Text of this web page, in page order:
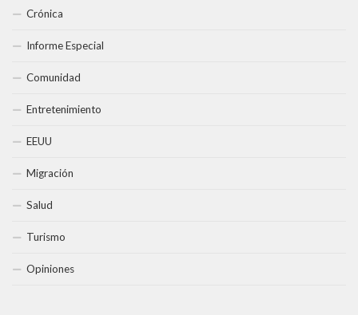
Crónica
Informe Especial
Comunidad
Entretenimiento
EEUU
Migración
Salud
Turismo
Opiniones